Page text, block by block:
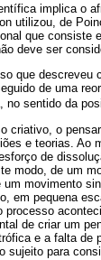
implica o
utilizou, de
que
deve ser
que descreveu
de uma
no sentido da
criativo, o
e teorias. Ao
de
modo, de um
movimento
em pequena
processo
de criar um
e a falta de
sujeito para